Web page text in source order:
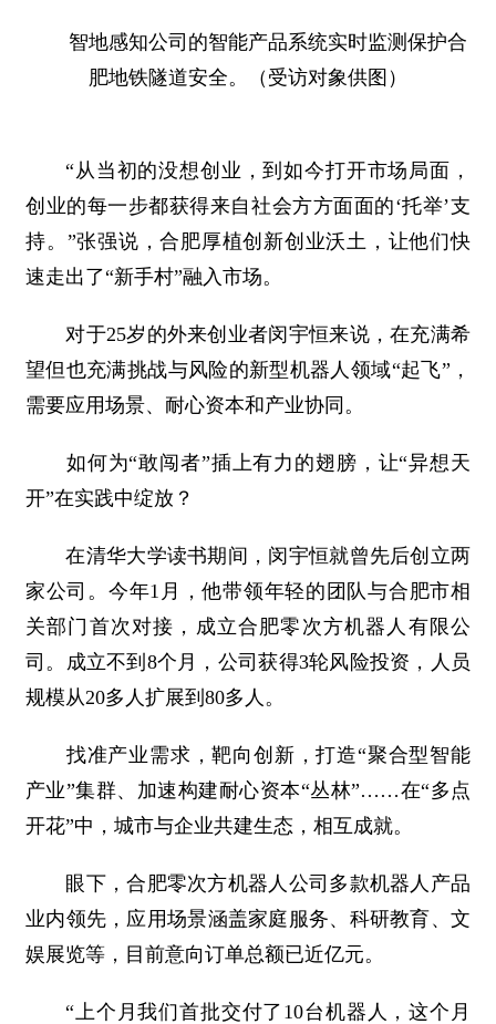
智地感知公司的智能产品系统实时监测保护合
肥地铁隧道安全。（受访对象供图）
“从当初的没想创业，到如今打开市场局面，
创业的每一步都获得来自社会方方面面的‘托举’支
持。”张强说，合肥厚植创新创业沃土，让他们快
速走出了“新手村”融入市场。
对于25岁的外来创业者闵宇恒来说，在充满希
望但也充满挑战与风险的新型机器人领域“起飞”，
需要应用场景、耐心资本和产业协同。
如何为“敢闯者”插上有力的翅膀，让“异想天
开”在实践中绽放？
在清华大学读书期间，闵宇恒就曾先后创立两
家公司。今年1月，他带领年轻的团队与合肥市相
关部门首次对接，成立合肥零次方机器人有限公
司。成立不到8个月，公司获得3轮风险投资，人员
规模从20多人扩展到80多人。
找准产业需求，靶向创新，打造“聚合型智能
产业”集群、加速构建耐心资本“丛林”……在“多点
开花”中，城市与企业共建生态，相互成就。
眼下，合肥零次方机器人公司多款机器人产品
业内领先，应用场景涵盖家庭服务、科研教育、文
娱展览等，目前意向订单总额已近亿元。
“上个月我们首批交付了10台机器人，这个月